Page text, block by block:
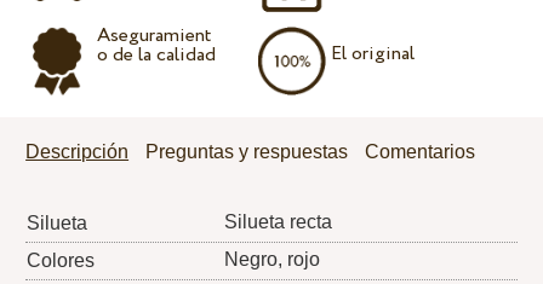
Aseguramient
o de la calidad El original
Descripción Preguntas y respuestas Comentarios
Silueta
Silueta recta
Colores
Negro, rojo